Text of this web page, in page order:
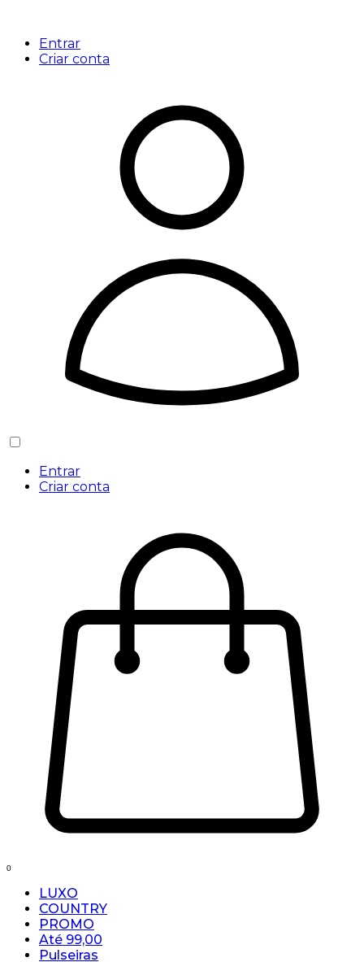
Entrar
Criar conta
Entrar
Criar conta
0
LUXO
COUNTRY
PROMO
Até 99,00
Pulseiras